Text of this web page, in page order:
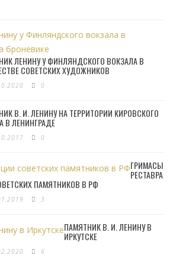
ЛЕНИНУ У ФИНЛЯНДСКОГО ВОКЗАЛА В
СОВЕТСКИХ ХУДОЖНИКОВ
0
В. И. ЛЕНИНУ НА ТЕРРИТОРИИ КИРОВСКОГО
В ЛЕНИНГРАДЕ
0
ГРИМАСЫ
РЕСТАВРА
ПАМЯТНИКОВ В РФ
3
ПАМЯТНИК В. И. ЛЕНИНУ В
ИРКУТСКЕ
6